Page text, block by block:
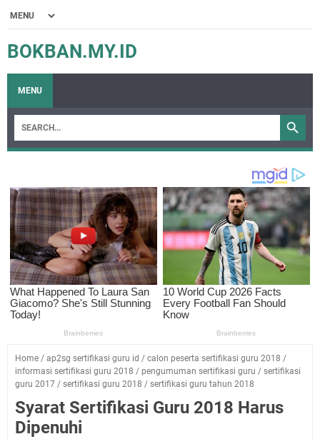
BOKBAN.MY.ID
MENU
Home / ap2sg sertifikasi guru id / calon peserta sertifikasi guru 2018 /
informasi sertifikasi guru 2018 / pengumuman sertifikasi guru / sertifikasi
guru 2017 / sertifikasi guru 2018 / sertifikasi guru tahun 2018
Syarat Sertifikasi Guru 2018 Harus
Dipenuhi